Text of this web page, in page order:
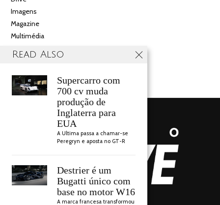
Imagens
Magazine
Multimédia
Salão
AUTO DRIVE 2018
Read Also
Supercarro com
700 cv muda
produção de
Inglaterra para
EUA
A Ultima passa a chamar-se
Peregryn e aposta no GT-R
Destrier é um
Bugatti único com
base no motor W16
A marca francesa transformou